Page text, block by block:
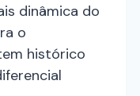
dinâmica do
o
histórico